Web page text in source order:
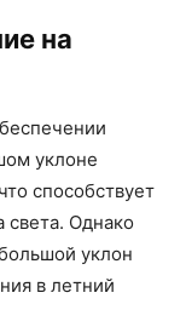
на
уклоне
способствует
Однако
уклон
в летний